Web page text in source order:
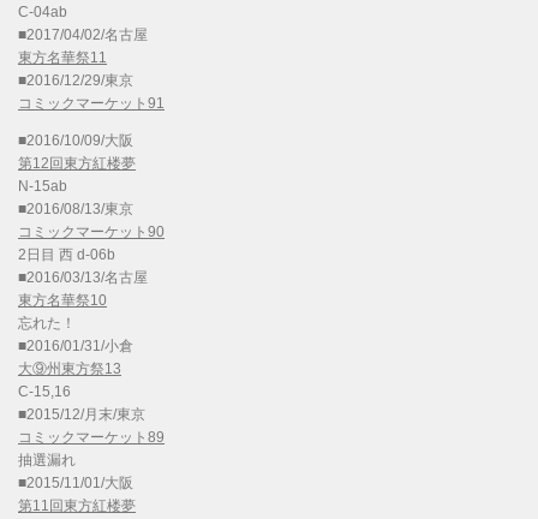
C-04ab
■2017/04/02/名古屋
東方名華祭11
■2016/12/29/東京
コミックマーケット91
■2016/10/09/大阪
第12回東方紅楼夢
N-15ab
■2016/08/13/東京
コミックマーケット90
2日目 西 d-06b
■2016/03/13/名古屋
東方名華祭10
忘れた！
■2016/01/31/小倉
大⑨州東方祭13
C-15,16
■2015/12/月末/東京
コミックマーケット89
抽選漏れ
■2015/11/01/大阪
第11回東方紅楼夢